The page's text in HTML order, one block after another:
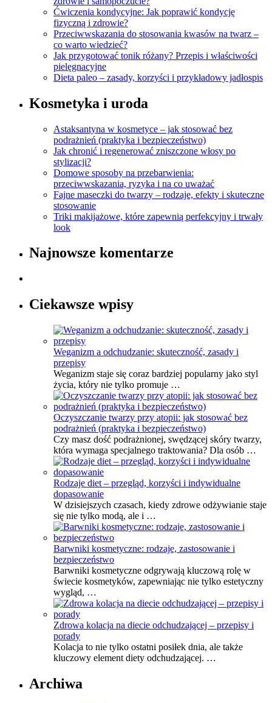
Ćwiczenia kondycyjne: Jak poprawić kondycję
fizyczną i zdrowie?
Przeciwwskazania do stosowania kwasów na twarz –
co warto wiedzieć?
Jak przygotować tonik różany? Przepis i właściwości
pielęgnacyjne
Dieta paleo – zasady, korzyści i przykładowy jadłospis
Kosmetyka i uroda
Astaksantyna w kosmetyce – jak stosować bez
podrażnień (praktyka i bezpieczeństwo)
Jak chronić i regenerować zniszczone włosy po
stylizacji?
Domowe sposoby na przebarwienia:
przeciwwskazania, ryzyka i na co uważać
Fajne maseczki do twarzy – rodzaje, efekty i skuteczne
stosowanie
Triki makijażowe, które zapewnią perfekcyjny i trwały
look
Najnowsze komentarze
Ciekawsze wpisy
Weganizm a odchudzanie: skuteczność, zasady i
przepisy
Weganizm staje się coraz bardziej popularny jako styl
życia, który nie tylko promuje …
Oczyszczanie twarzy przy atopii: jak stosować bez
podrażnień (praktyka i bezpieczeństwo)
Czy masz dość podrażnionej, swędzącej skóry twarzy,
która wymaga specjalnego traktowania? Dla osób …
Rodzaje diet – przegląd, korzyści i indywidualne
dopasowanie
W dzisiejszych czasach, kiedy zdrowe odżywianie staje
się nie tylko modą, ale i …
Barwniki kosmetyczne: rodzaje, zastosowanie i
bezpieczeństwo
Barwniki kosmetyczne odgrywają kluczową rolę w
świecie kosmetyków, zapewniając nie tylko estetyczny
wygląd, …
Zdrowa kolacja na diecie odchudzającej – przepisy i
porady
Kolacja to nie tylko ostatni posiłek dnia, ale także
kluczowy element diety odchudzającej. …
Archiwa